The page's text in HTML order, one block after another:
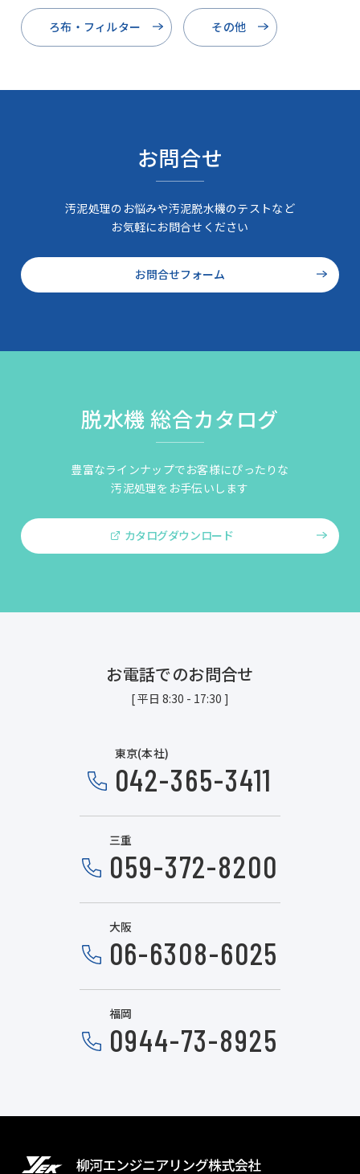
ろ布・フィルター その他
お問合せ
汚泥処理のお悩みや汚泥脱水機のテストなど
お気軽にお問合せください
お問合せフォーム
脱水機 総合カタログ
豊富なラインナップでお客様にぴったりな
汚泥処理をお手伝いします
カタログダウンロード
お電話でのお問合せ
[ 平日 8:30 - 17:30 ]
東京(本社)
042-365-3411​
三重
059-372-8200​​
大阪
06-6308-6025​​
福岡
0944-73-8925​​